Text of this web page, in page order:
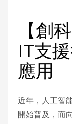
【創
IT支
應用
近年，人工智
開始普及，而